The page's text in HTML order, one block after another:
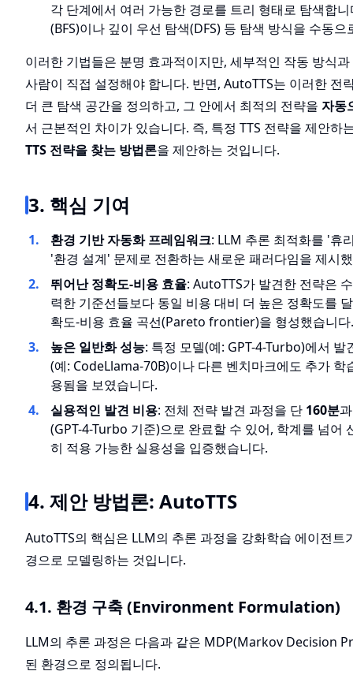
각 단계에서 여러 가능한 경로를 트리 형태로 탐색합
(BFS)이나 깊이 우선 탐색(DFS) 등 탐색 방식을 수동
이러한 기법들은 분명 효과적이지만, 세부적인 작동 방식
사람이 직접 설정해야 합니다. 반면, AutoTTS는 이러한 전
더 큰 탐색 공간을 정의하고, 그 안에서 최적의 전략을 자동
서 근본적인 차이가 있습니다. 즉, 특정 TTS 전략을 제안하
TTS 전략을 찾는 방법론을 제안하는 것입니다.
3. 핵심 기여
환경 기반 자동화 프레임워크: LLM 추론 최적화를 '휴
'환경 설계' 문제로 전환하는 새로운 패러다임을 제시
뛰어난 정확도-비용 효율: AutoTTS가 발견한 전략은
력한 기준선들보다 동일 비용 대비 더 높은 정확도를
확도-비용 효율 곡선(Pareto frontier)을 형성했습니다.
높은 일반화 성능: 특정 모델(예: GPT-4-Turbo)에서 발
(예: CodeLlama-70B)이나 다른 벤치마크에도 추가 학
용됨을 보였습니다.
실용적인 발견 비용: 전체 전략 발견 과정을 단 160분
(GPT-4-Turbo 기준)으로 완료할 수 있어, 학계를 넘어
히 적용 가능한 실용성을 입증했습니다.
4. 제안 방법론: AutoTTS
AutoTTS의 핵심은 LLM의 추론 과정을 강화학습 에이전트
경으로 모델링하는 것입니다.
4.1. 환경 구축 (Environment Formulation)
LLM의 추론 과정은 다음과 같은 MDP(Markov Decision
된 환경으로 정의됩니다.